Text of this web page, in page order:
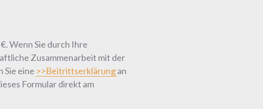
Wenn Sie durch Ihre
Zusammenarbeit mit der
Sie eine >>Beitrittserklärungan
Formular direkt am